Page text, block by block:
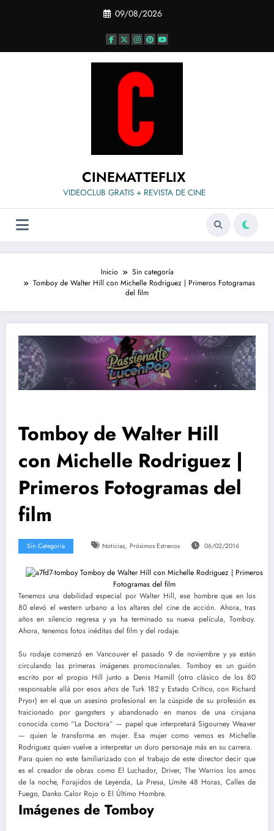
09/08/2026
CINEMATTEFLIX
VIDEOCLUB GRATIS + REVISTA DE CINE
Inicio
Sin categoría
Tomboy de Walter Hill con Michelle Rodriguez | Primeros Fotogramas
del film
Tomboy de Walter Hill
con Michelle Rodriguez |
Primeros Fotogramas del
film
Sin Categoría Noticias, Próximos Estrenos 06/02/2016
Tenemos una debilidad especial por Walter Hill, ese hombre que en los
80 elevó el western urbano a los altares del cine de acción. Ahora, tras
años en silencio regresa y ya ha terminado su nueva película, Tomboy.
Ahora, tenemos fotos inéditas del film y del rodaje.
Su rodaje comenzó en Vancouver el pasado 9 de noviembre y ya están
circulando las primeras imágenes promocionales. Tomboy es un guión
escrito por el propio Hill junto a Denis Hamill (otro clásico de los 80
responsable allá por esos años de Turk 182 y Estado Crítico, con Richard
Pryor) en el que un asesino profesional en la cúspide de su profesión es
traicionado por gangsters y abandonado en manos de una cirujana
conocida como “La Doctora” — papel que interpretará Sigourney Weaver
— quien le transforma en mujer. Esa mujer como vemos es Michelle
Rodriguez quien vuelve a interpretar un duro personaje más en su carrera.
Para quien no este familiarizado con el trabajo de este director decir que
es el creador de obras como El Luchador, Driver, The Warrios los amos
de la noche, Forajidos de Leyenda, La Presa, Límite 48 Horas, Calles de
Fuego, Danko Calor Rojo o El Último Hombre.
Imágenes de Tomboy